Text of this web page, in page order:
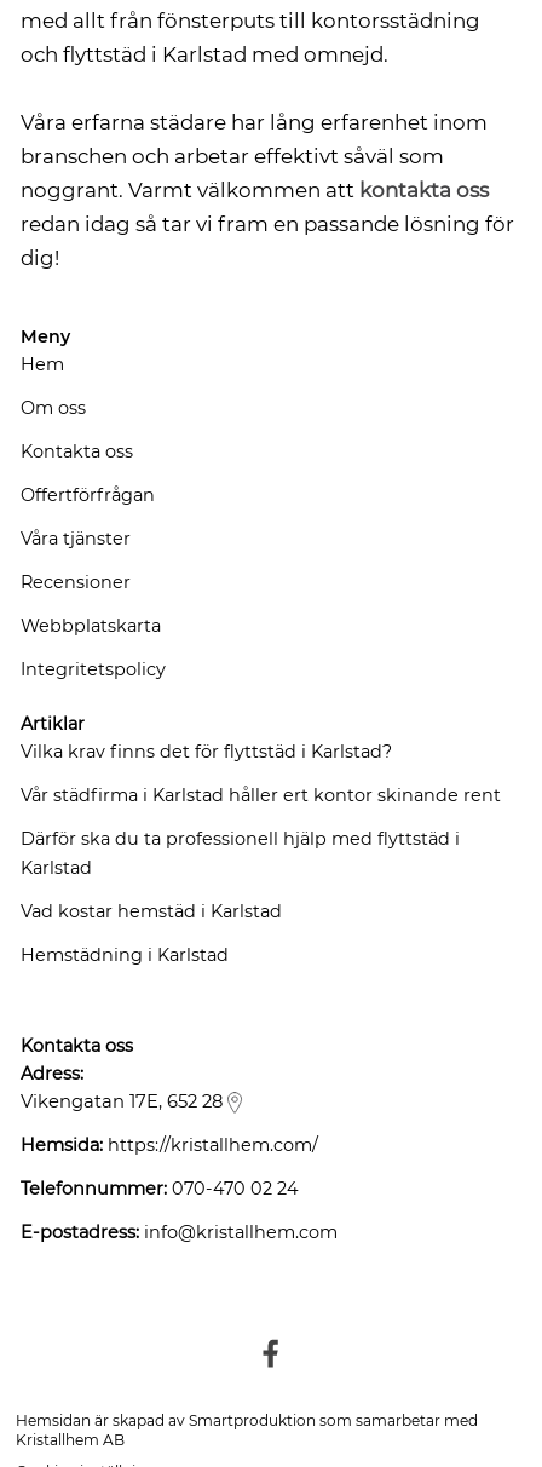
med allt från fönsterputs till kontorsstädning
och flyttstäd i Karlstad med omnejd.
Våra erfarna städare har lång erfarenhet inom
branschen och arbetar effektivt såväl som
noggrant. Varmt välkommen att kontakta oss
redan idag så tar vi fram en passande lösning för
dig!
Meny
Hem
Om oss
Kontakta oss
Offertförfrågan
Våra tjänster
Recensioner
Webbplatskarta
Integritetspolicy
Artiklar
Vilka krav finns det för flyttstäd i Karlstad?
Vår städfirma i Karlstad håller ert kontor skinande rent
Därför ska du ta professionell hjälp med flyttstäd i
Karlstad
Vad kostar hemstäd i Karlstad
Hemstädning i Karlstad
Kontakta oss
Adress:
Vikengatan 17E, 652 28
Hemsida: https://kristallhem.com/
Telefonnummer: 070-470 02 24
E-postadress: info@kristallhem.com
Hemsidan är skapad avSmartproduktion som samarbetar med
Kristallhem AB